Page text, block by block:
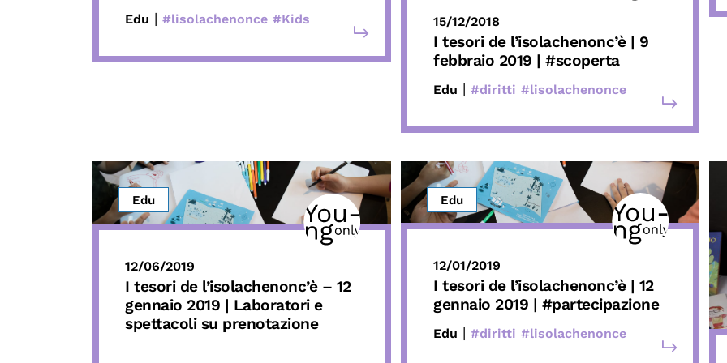
Edu | #lisolachenonce #Kids 15/12/2018
I tesori de l’isolachenonc’è | 9
febbraio 2019 | #scoperta
Edu | #diritti #lisolachenonce
Edu
12/06/2019
I tesori de l’isolachenonc’è – 12
gennaio 2019 | Laboratori e
spettacoli su prenotazione
Edu
12/01/2019
I tesori de l’isolachenonc’è | 12
gennaio 2019 | #partecipazione
Edu | #diritti #lisolachenonce